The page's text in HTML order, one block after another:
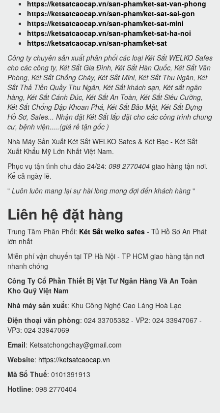
https://ketsatcaocap.vn/san-pham/ket-sat-van-phong
https://ketsatcaocap.vn/san-pham/ket-sat-sai-gon
https://ketsatcaocap.vn/san-pham/ket-sat-mini
https://ketsatcaocap.vn/san-pham/ket-sat-ha-noi
https://ketsatcaocap.vn/san-pham/ket-sat
Công ty chuyên sản xuất phân phối các loại Két Sắt WELKO Safes
cho các công ty, Két Sắt Gia Đình, Két Sắt Hàn Quốc, Két Sắt Văn
Phòng, Két Sắt Chống Cháy, Két Sắt Mini, Két Sắt Thu Ngân, Két
Sắt Thả Tiền Quầy Thu Ngân, Két Sắt khách sạn, Két sắt ngân
hàng, Két Sắt Cánh Đúc, Két Sắt An Toàn, Két Sắt Siêu Cường,
Két Sắt Chống Đập Khoan Phá, Két Sắt Bảo Mật, Két Sắt Đựng
Hồ Sơ, Safes... Nhận đặt Két Sắt lắp đặt cho các công trình chung
cư, bệnh viện.....(giá rẻ tận gốc )
Nhà Máy Sản Xuất Két Sắt WELKO Safes & Két Bạc - Két Sắt
Xuất Khẩu Mỹ Lớn Nhất Việt Nam.
Phục vụ tận tình chu đáo 24/24: 098 2770404 giao hàng tận nơi.
Kể cả ngày lễ.
" Luôn luôn mang lại sự hài lòng mong đợi đến khách hàng "
Liên hệ đặt hàng
Trung Tâm Phân Phối: Két Sắt welko safes - Tủ Hồ Sơ An Phát
lớn nhất
Miễn phí vận chuyển tại TP Hà Nội - TP HCM giao hàng tận nơi
nhanh chóng
Công Ty Cổ Phần Thiết Bị Vật Tư Ngân Hàng Và An Toàn
Kho Quỹ Việt Nam
Nhà máy sản xuất: Khu Công Nghệ Cao Láng Hoà Lạc
Điện thoại văn phòng: 024 33705382 - VP2: 024 33947067 -
VP3: 024 33947069
Email: Ketsatchongchay@gmail.com
Website: https://ketsatcaocap.vn
Mã Số Thuế: 0101391913
Hotline: 098 2770404